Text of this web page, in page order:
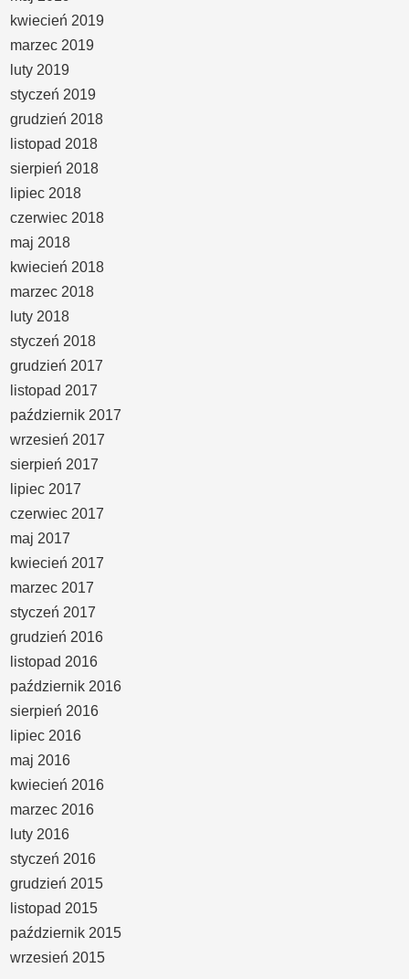
kwiecień 2019
marzec 2019
luty 2019
styczeń 2019
grudzień 2018
listopad 2018
sierpień 2018
lipiec 2018
czerwiec 2018
maj 2018
kwiecień 2018
marzec 2018
luty 2018
styczeń 2018
grudzień 2017
listopad 2017
październik 2017
wrzesień 2017
sierpień 2017
lipiec 2017
czerwiec 2017
maj 2017
kwiecień 2017
marzec 2017
styczeń 2017
grudzień 2016
listopad 2016
październik 2016
sierpień 2016
lipiec 2016
maj 2016
kwiecień 2016
marzec 2016
luty 2016
styczeń 2016
grudzień 2015
listopad 2015
październik 2015
wrzesień 2015